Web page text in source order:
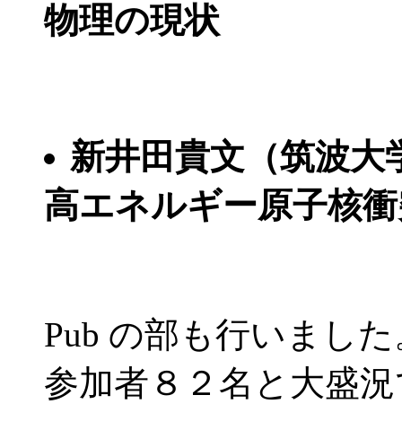
物理の現状
新井田貴文（筑波大
高エネルギー原子核
Pub の部も行いました
参加者８２名と大盛